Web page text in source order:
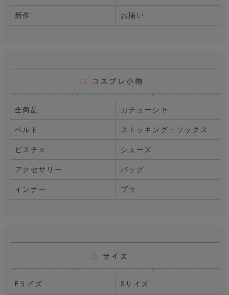
新作
お揃い
全商品
カチューシャ
ベルト
ストッキング・ソックス
ビスチェ
シューズ
アクセサリー
バッグ
インナー
ブラ
Fサイズ
Sサイズ